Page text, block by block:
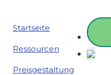
Startseite
Ressourcen
Preisgestaltung